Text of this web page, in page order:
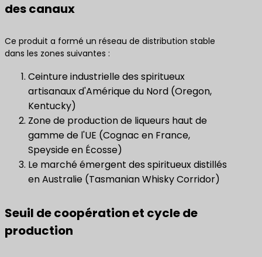
des canaux
Ce produit a formé un réseau de distribution stable
dans les zones suivantes :
Ceinture industrielle des spiritueux
artisanaux d'Amérique du Nord (Oregon,
Kentucky)
Zone de production de liqueurs haut de
gamme de l'UE (Cognac en France,
Speyside en Écosse)
Le marché émergent des spiritueux distillés
en Australie (Tasmanian Whisky Corridor)
Seuil de coopération et cycle de
production